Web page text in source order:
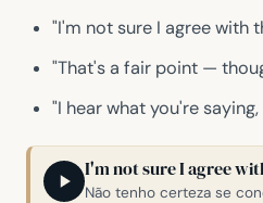
"I'm not sure I agree with
"That's a fair point —
"I hear what you're saying,
I'm not sure I agree
Não tenho certeza se